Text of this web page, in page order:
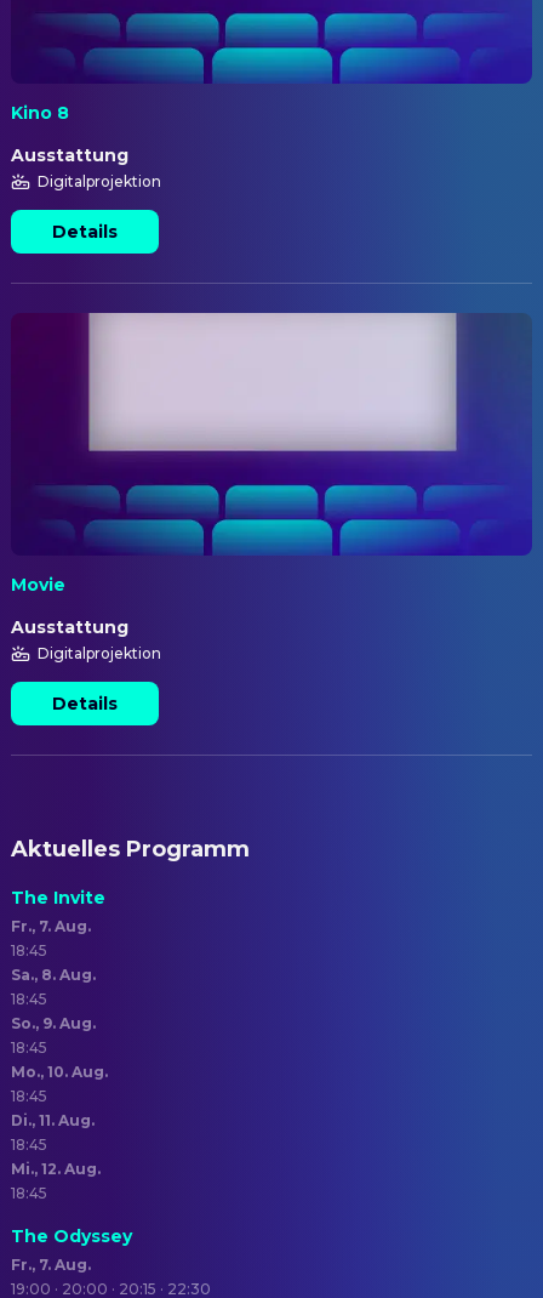
Kino 8
Ausstattung
Digitalprojektion
Details
Movie
Ausstattung
Digitalprojektion
Details
Aktuelles Programm
The Invite
Fr., 7. Aug.
18:45
Sa., 8. Aug.
18:45
So., 9. Aug.
18:45
Mo., 10. Aug.
18:45
Di., 11. Aug.
18:45
Mi., 12. Aug.
18:45
The Odyssey
Fr., 7. Aug.
19:00 · 20:00 · 20:15 · 22:30